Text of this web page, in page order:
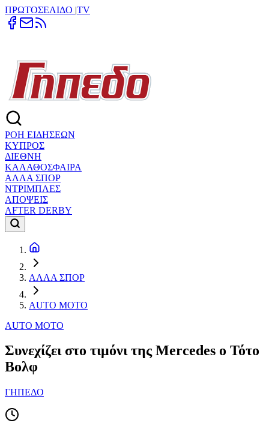
ΠΡΩΤΟΣΕΛΙΔΟ |TV
ΡΟΗ ΕΙΔΗΣΕΩΝ
ΚΥΠΡΟΣ
ΔΙΕΘΝΗ
ΚΑΛΑΘΟΣΦΑΙΡΑ
ΑΛΛΑ ΣΠΟΡ
ΝΤΡΙΜΠΛΕΣ
ΑΠΟΨΕΙΣ
AFTER DERBY
ΑΛΛΑ ΣΠΟΡ
AUTO MOTO
AUTO MOTO
Συνεχίζει στο τιμόνι της Mercedes ο Τότο
Βολφ
ΓΗΠΕΔΟ